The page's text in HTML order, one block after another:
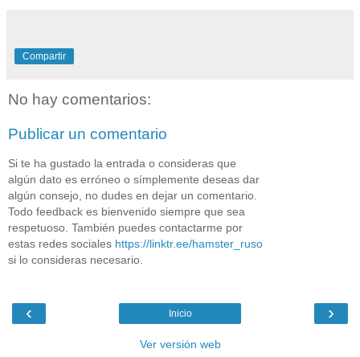
Compartir
No hay comentarios:
Publicar un comentario
Si te ha gustado la entrada o consideras que
algún dato es erróneo o símplemente deseas dar
algún consejo, no dudes en dejar un comentario.
Todo feedback es bienvenido siempre que sea
respetuoso. También puedes contactarme por
estas redes sociales https://linktr.ee/hamster_ruso
si lo consideras necesario.
‹ ›
Inicio
Ver versión web